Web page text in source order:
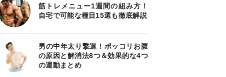
筋トレメニュー1週間の組み方！
自宅で可能な種目15選も徹底解説
男の中年太り撃退！ポッコリお腹
の原因と解消法8つ＆効果的な4つ
の運動まとめ